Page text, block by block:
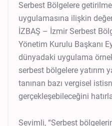
Serbest Bölgelere
uygulamasına ilişkin
İZBAŞ – İzmir Serbest
Yönetim Kurulu Başkanı
dünyadaki uygulama
serbest bölgelere yatırım
tanınan bazı vergisel
gerçekleşebileceğini
Sevimli, “Serbest